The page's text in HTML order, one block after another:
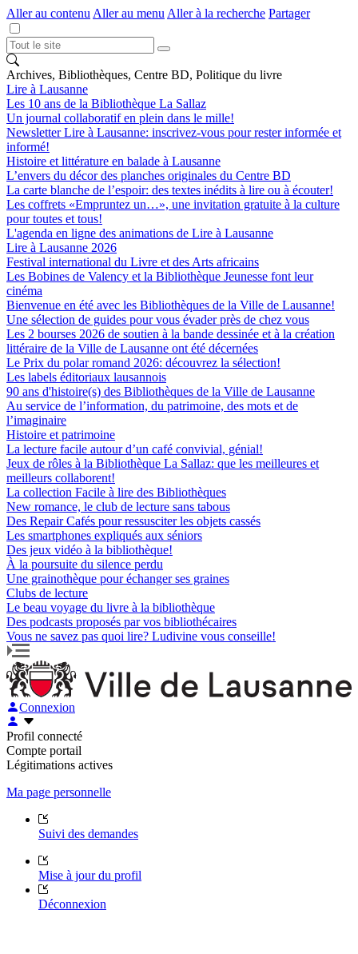
Aller au contenu Aller au menu Aller à la recherche Partager
Archives, Bibliothèques, Centre BD, Politique du livre
Lire à Lausanne
Les 10 ans de la Bibliothèque La Sallaz
Un journal collaboratif en plein dans le mille!
Newsletter Lire à Lausanne: inscrivez-vous pour rester informée et
informé!
Histoire et littérature en balade à Lausanne
L’envers du décor des planches originales du Centre BD
La carte blanche de l’espoir: des textes inédits à lire ou à écouter!
Les coffrets «Empruntez un…», une invitation gratuite à la culture
pour toutes et tous!
L'agenda en ligne des animations de Lire à Lausanne
Lire à Lausanne 2026
Festival international du Livre et des Arts africains
Les Bobines de Valency et la Bibliothèque Jeunesse font leur
cinéma
Bienvenue en été avec les Bibliothèques de la Ville de Lausanne!
Une sélection de guides pour vous évader près de chez vous
Les 2 bourses 2026 de soutien à la bande dessinée et à la création
littéraire de la Ville de Lausanne ont été décernées
Le Prix du polar romand 2026: découvrez la sélection!
Les labels éditoriaux lausannois
90 ans d'histoire(s) des Bibliothèques de la Ville de Lausanne
Au service de l’information, du patrimoine, des mots et de
l’imaginaire
Histoire et patrimoine
La lecture facile autour d’un café convivial, génial!
Jeux de rôles à la Bibliothèque La Sallaz: que les meilleures et
meilleurs collaborent!
La collection Facile à lire des Bibliothèques
New romance, le club de lecture sans tabous
Des Repair Cafés pour ressusciter les objets cassés
Les smartphones expliqués aux séniors
Des jeux vidéo à la bibliothèque!
À la poursuite du silence perdu
Une grainothèque pour échanger ses graines
Clubs de lecture
Le beau voyage du livre à la bibliothèque
Des podcasts proposés par vos bibliothécaires
Vous ne savez pas quoi lire? Ludivine vous conseille!
Connexion
Profil connecté
Compte portail
Légitimations actives
Ma page personnelle
Suivi des demandes
Mise à jour du profil
Déconnexion